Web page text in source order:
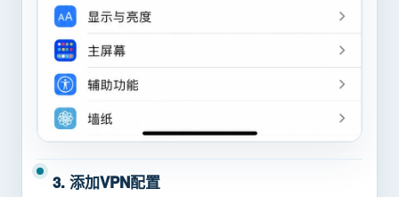
3. 添加VPN配置